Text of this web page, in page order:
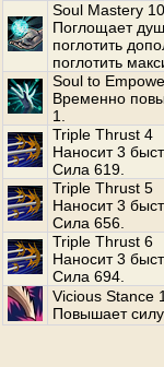
Soul Mastery 10
Поглощает
поглотить
поглотить
Soul to
Временно
1.
Triple Thrust 4
Наносит 3
Сила 619.
Triple Thrust 5
Наносит 3
Сила 656.
Triple Thrust 6
Наносит 3
Сила 694.
Vicious Stance 1
Повышает